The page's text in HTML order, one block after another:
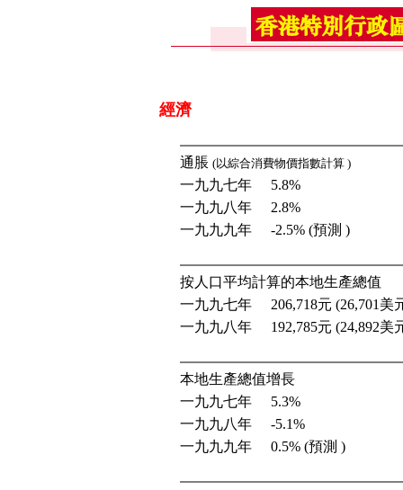
經濟
通脹 (以綜合消費物價指數計算 )
一九九七年
5.8%
一九九八年
2.8%
一九九九年
-2.5% (預測 )
按人口平均計算的本地生產總值
一九九七年
206,718元 (26,701美
一九九八年
192,785元 (24,892美
本地生產總值增長
一九九七年
5.3%
一九九八年
-5.1%
一九九九年
0.5% (預測 )